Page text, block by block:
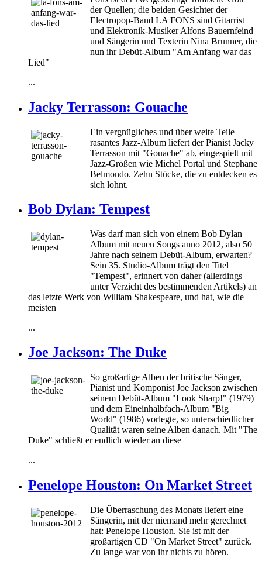
der Quellen; die beiden Gesichter der
Electropop-Band LA FONS sind Gitarrist
und Elektronik-Musiker Alfons Bauernfeind
und Sängerin und Texterin Nina Brunner, die
nun ihr Debüt-Album "Am Anfang war das
Lied"
...
Jacky Terrasson: Gouache
Ein vergnügliches und über weite Teile
rasantes Jazz-Album liefert der Pianist Jacky
Terrasson mit "Gouache" ab, eingespielt mit
Jazz-Größen wie Michel Portal und Stephane
Belmondo. Zehn Stücke, die zu entdecken es
sich lohnt.
Bob Dylan: Tempest
Was darf man sich von einem Bob Dylan
Album mit neuen Songs anno 2012, also 50
Jahre nach seinem Debüt-Album, erwarten?
Sein 35. Studio-Album trägt den Titel
"Tempest", erinnert von daher (allerdings
unter Verzicht des bestimmenden Artikels) an
das letzte Werk von William Shakespeare, und hat, wie die
meisten
...
Joe Jackson: The Duke
So großartige Alben der britische Sänger,
Pianist und Komponist Joe Jackson zwischen
seinem Debüt-Album "Look Sharp!" (1979)
und dem Eineinhalbfach-Album "Big
World" (1986) vorlegte, so unterschiedlicher
Qualität waren seine Alben danach. Mit "The
Duke" schließt er endlich wieder an diese
...
Penelope Houston: On Market Street
Die Überraschung des Monats liefert eine
Sängerin, mit der niemand mehr gerechnet
hat: Penelope Houston. Sie ist mit der
großartigen CD "On Market Street" zurück.
Zu lange war von ihr nichts zu hören.